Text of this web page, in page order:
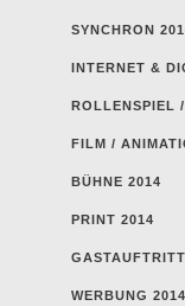
SYNCHRON
INTERNET &
ROLLENSPIEL
FILM /
BÜHNE 2014
PRINT 2014
WERBUNG 2014